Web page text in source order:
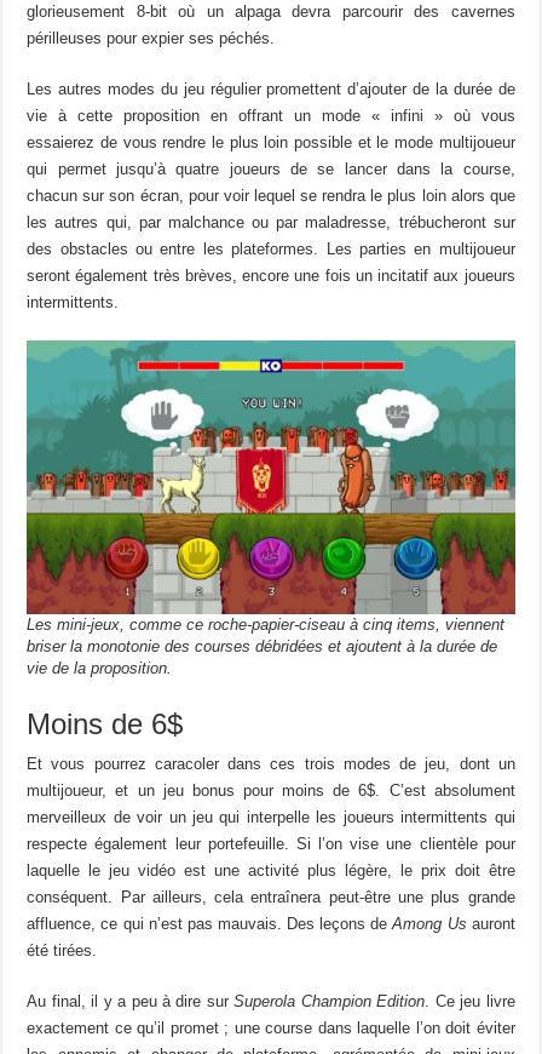
glorieusement 8-bit où un alpaga devra parcourir des cavernes
périlleuses pour expier ses péchés.
Les autres modes du jeu régulier promettent d’ajouter de la durée de
vie à cette proposition en offrant un mode « infini » où vous
essaierez de vous rendre le plus loin possible et le mode multijoueur
qui permet jusqu’à quatre joueurs de se lancer dans la course,
chacun sur son écran, pour voir lequel se rendra le plus loin alors que
les autres qui, par malchance ou par maladresse, trébucheront sur
des obstacles ou entre les plateformes. Les parties en multijoueur
seront également très brèves, encore une fois un incitatif aux joueurs
intermittents.
Les mini-jeux, comme ce roche-papier-ciseau à cinq items, viennent
briser la monotonie des courses débridées et ajoutent à la durée de
vie de la proposition.
Moins de 6$
Et vous pourrez caracoler dans ces trois modes de jeu, dont un
multijoueur, et un jeu bonus pour moins de 6$. C’est absolument
merveilleux de voir un jeu qui interpelle les joueurs intermittents qui
respecte également leur portefeuille. Si l’on vise une clientèle pour
laquelle le jeu vidéo est une activité plus légère, le prix doit être
conséquent. Par ailleurs, cela entraînera peut-être une plus grande
affluence, ce qui n’est pas mauvais. Des leçons deAmong Us auront
été tirées.
Au final, il y a peu à dire surSuperola Champion Edition. Ce jeu livre
exactement ce qu’il promet ; une course dans laquelle l’on doit éviter